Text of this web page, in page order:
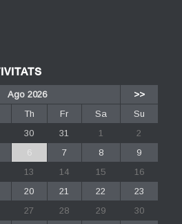
Ago 2026
>>
Th Fr Sa
Su
30 31 1
2
6 7 8
9
13 14 15
16
20 21 22
23
27 28 29
30